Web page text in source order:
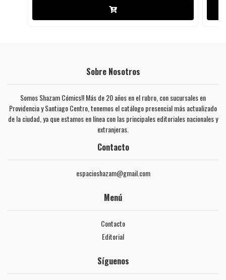
Sobre Nosotros
Somos Shazam Cómics!! Más de 20 años en el rubro, con sucursales en
Providencia y Santiago Centro, tenemos el catálogo presencial más actualizado
de la ciudad, ya que estamos en línea con las principales editoriales nacionales y
extranjeras.
Contacto
espacioshazam@gmail.com
Menú
Contacto
Editorial
Síguenos